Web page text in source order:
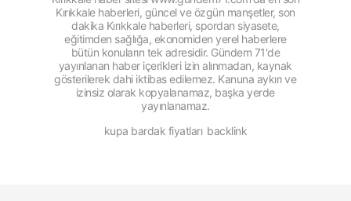
Kırıkkale haberleri, güncel ve özgün manşetler, son
dakika Kırıkkale haberleri, spordan siyasete,
eğitimden sağlığa, ekonomiden yerel haberlere
bütün konuların tek adresidir. Gündem 71'de
yayınlanan haber içerikleri izin alınmadan, kaynak
gösterilerek dahi iktibas edilemez. Kanuna aykırı ve
izinsiz olarak kopyalanamaz, başka yerde
yayınlanamaz.
kupa bardak fiyatları backlink